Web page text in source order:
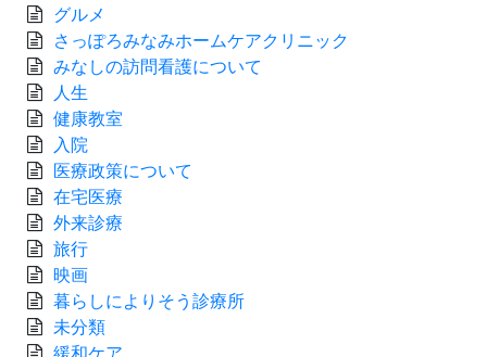
グルメ
さっぽろみなみホームケアクリニック
みなしの訪問看護について
人生
健康教室
入院
医療政策について
在宅医療
外来診療
旅行
映画
暮らしによりそう診療所
未分類
緩和ケア